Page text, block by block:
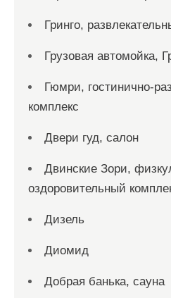
Гринго,
Грузовая автомойка,
Гюмри, гостинично-
комплекс
Двери гуд, салон
Двинские Зори,
оздоровительный
Дизель
Диомид
Добрая банька, сауна